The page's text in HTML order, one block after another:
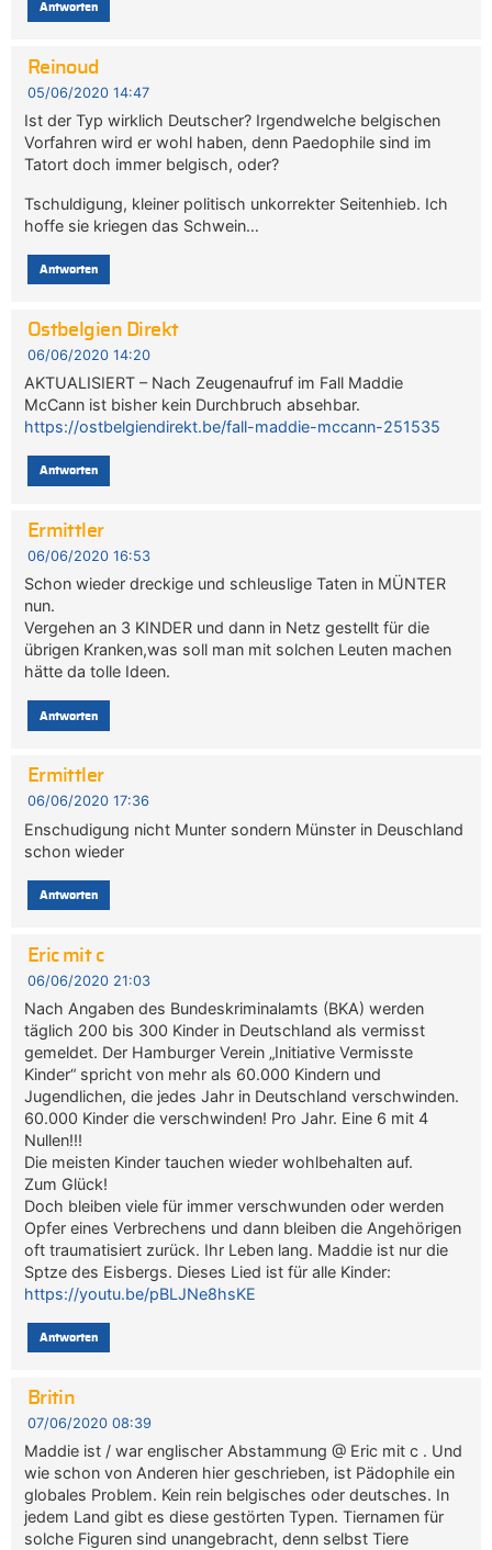
Antworten
Reinoud
05/06/2020 14:47
Ist der Typ wirklich Deutscher? Irgendwelche belgischen
Vorfahren wird er wohl haben, denn Paedophile sind im
Tatort doch immer belgisch, oder?
Tschuldigung, kleiner politisch unkorrekter Seitenhieb. Ich
hoffe sie kriegen das Schwein…
Antworten
Ostbelgien Direkt
06/06/2020 14:20
AKTUALISIERT – Nach Zeugenaufruf im Fall Maddie
McCann ist bisher kein Durchbruch absehbar.
https://ostbelgiendirekt.be/fall-maddie-mccann-251535
Antworten
Ermittler
06/06/2020 16:53
Schon wieder dreckige und schleuslige Taten in MÜNTER
nun.
Vergehen an 3 KINDER und dann in Netz gestellt für die
übrigen Kranken,was soll man mit solchen Leuten machen
hätte da tolle Ideen.
Antworten
Ermittler
06/06/2020 17:36
Enschudigung nicht Munter sondern Münster in Deuschland
schon wieder
Antworten
Eric mit c
06/06/2020 21:03
Nach Angaben des Bundeskriminalamts (BKA) werden
täglich 200 bis 300 Kinder in Deutschland als vermisst
gemeldet. Der Hamburger Verein „Initiative Vermisste
Kinder“ spricht von mehr als 60.000 Kindern und
Jugendlichen, die jedes Jahr in Deutschland verschwinden.
60.000 Kinder die verschwinden! Pro Jahr. Eine 6 mit 4
Nullen!!!
Die meisten Kinder tauchen wieder wohlbehalten auf.
Zum Glück!
Doch bleiben viele für immer verschwunden oder werden
Opfer eines Verbrechens und dann bleiben die Angehörigen
oft traumatisiert zurück. Ihr Leben lang. Maddie ist nur die
Sptze des Eisbergs. Dieses Lied ist für alle Kinder:
https://youtu.be/pBLJNe8hsKE
Antworten
Britin
07/06/2020 08:39
Maddie ist / war englischer Abstammung @ Eric mit c . Und
wie schon von Anderen hier geschrieben, ist Pädophile ein
globales Problem. Kein rein belgisches oder deutsches. In
jedem Land gibt es diese gestörten Typen. Tiernamen für
solche Figuren sind unangebracht, denn selbst Tiere